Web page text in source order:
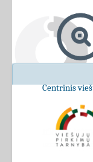
Centrinis